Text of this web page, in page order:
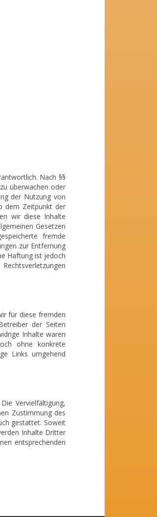
Nach §§
überwachen oder
der Nutzung von
dem Zeitpunkt der
wir diese Inhalte
Gesetzen
fremde
zur Entfernung
Haftung ist jedoch
für diese fremden
der Seiten
Inhalte waren
ohne konkrete
Links umgehend
Vervielfältigung,
Zustimmung des
gestattet. Soweit
Inhalte Dritter
entsprechenden